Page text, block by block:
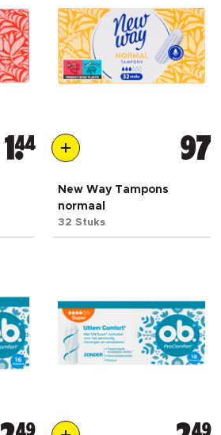
1 44 97
New Way Tampons
normaal
32 Stuks
49 49